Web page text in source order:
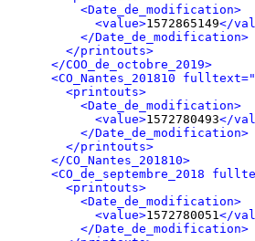
<Date_de_modification>
<value>1572865149</
</Date_de_modification>
</printouts>
</COO_de_octobre_2019>
<CO_Nantes_201810
<printouts>
<Date_de_modification>
<value>1572780493</
</Date_de_modification>
</printouts>
</CO_Nantes_201810>
<CO_de_septembre_2018
<printouts>
<Date_de_modification>
<value>1572780051</
</Date_de_modification>